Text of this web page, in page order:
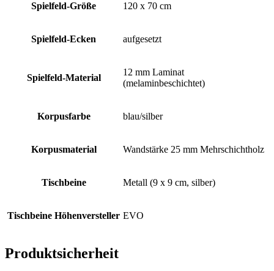
Spielfeld-Größe 120 x 70 cm
Spielfeld-Ecken aufgesetzt
Spielfeld-Material
12 mm Laminat
(melaminbeschichtet)
Korpusfarbe blau/silber
Korpusmaterial Wandstärke 25 mm Mehrschichtholz
Tischbeine Metall (9 x 9 cm, silber)
Tischbeine Höhenversteller EVO
Produktsicherheit